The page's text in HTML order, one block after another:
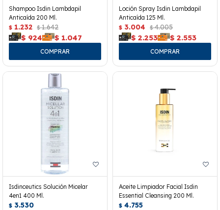
Shampoo Isdin Lambdapil
Anticaída 200 Ml.
$ 1.232 $ 1.642
$ 924 $ 1.047
Loción Spray Isdin Lambdapil
Anticaída 125 Ml.
$ 3.004 $ 4.005
$ 2.253 $ 2.553
Isdinceutics Solución Micelar
4en1 400 Ml.
$ 3.530
Aceite Limpiador Facial Isdin
Essential Cleansing 200 Ml.
$ 4.755